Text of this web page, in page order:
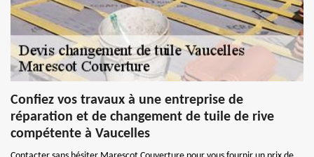
Confiez vos travaux à une entreprise de
réparation et de changement de tuile de rive
compétente à Vaucelles